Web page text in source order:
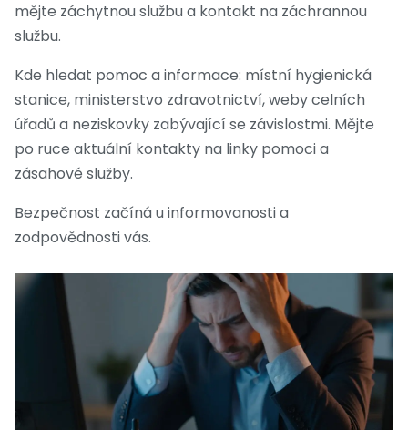
mějte záchytnou službu a kontakt na záchrannou
službu.
Kde hledat pomoc a informace: místní hygienická
stanice, ministerstvo zdravotnictví, weby celních
úřadů a neziskovky zabývající se závislostmi. Mějte
po ruce aktuální kontakty na linky pomoci a
zásahové služby.
Bezpečnost začíná u informovanosti a
zodpovědnosti vás.